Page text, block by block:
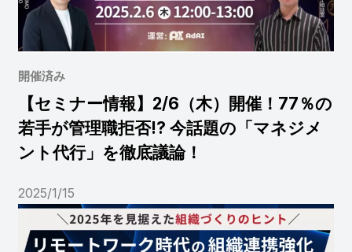
開催済み
【セミナー情報】2/6（木）開催！77％の
若手が管理職拒否!? 今話題の「マネジメ
ント代行」を徹底議論！
2025/1/15